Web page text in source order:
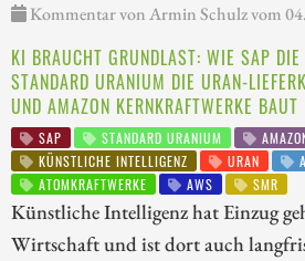
Kommentar von Armin Schulz vom
KI BRAUCHT GRUNDLAST: WIE SAP
STANDARD URANIUM DIE URAN-
UND AMAZON KERNKRAFTWERKE BAUT
SAP STANDARD URANIUM
KÜNSTLICHE INTELLIGENZ
URAN
ATOMKRAFTWERKE
AWS SMR
Künstliche Intelligenz hat Einzug
Wirtschaft und ist dort auch